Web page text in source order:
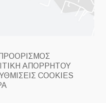
ΠΡΟΟΡΙΣΜΟΣ
ΑΠΟΡΡΗΤΟΥ
COOKIES